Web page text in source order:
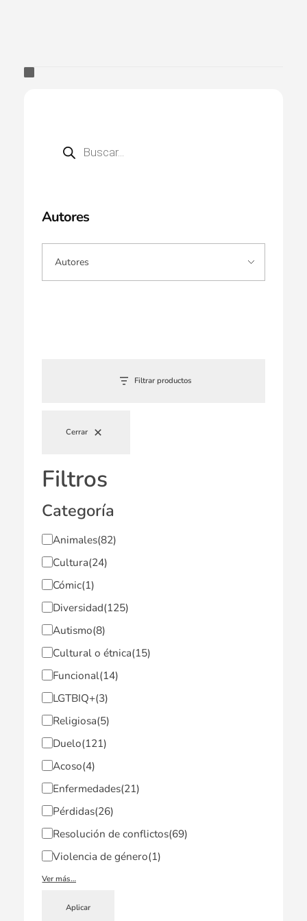
Autores
Filtrar productos
Cerrar
Filtros
Categoría
Animales(82)
Cultura(24)
Cómic(1)
Diversidad(125)
Autismo(8)
Cultural o étnica(15)
Funcional(14)
LGTBIQ+(3)
Religiosa(5)
Duelo(121)
Acoso(4)
Enfermedades(21)
Pérdidas(26)
Resolución de conflictos(69)
Violencia de género(1)
Ver más…
Aplicar